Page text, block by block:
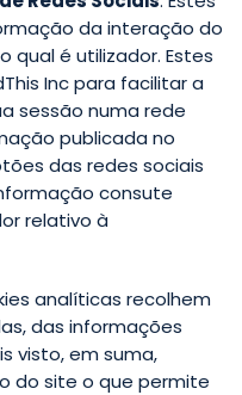
da interação do
qual é utilizador. Estes
Inc para facilitar a
sessão numa rede
publicada no
das redes sociais
consute
relativo à
analíticas recolhem
das informações
visto, em suma,
do site o que permite